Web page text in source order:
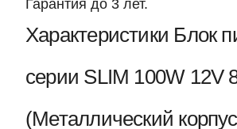
Гарантия до 3 лет.
Характеристики Блок
серии SLIM 100W 12V
(Металлический